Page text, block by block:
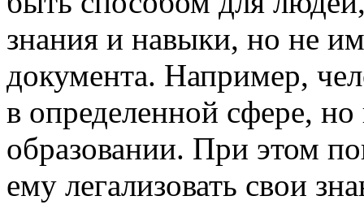
знания и навыки, но не
документа. Например,
в определенной сфере,
образовании. При этом
ему легализовать свои